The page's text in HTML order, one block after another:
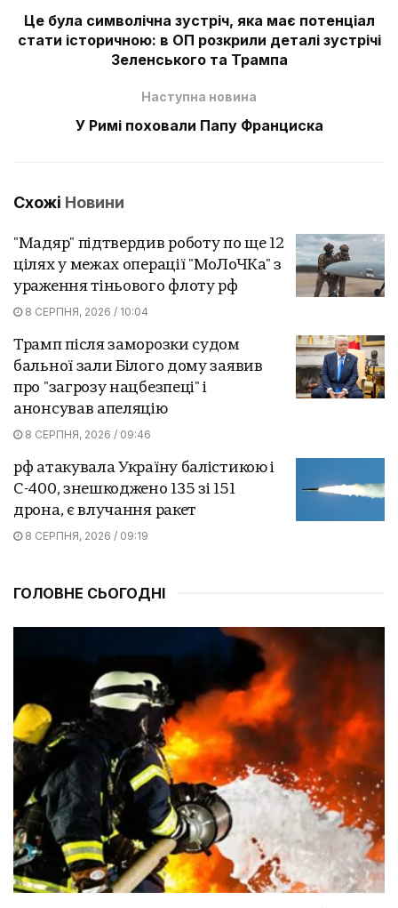
Це була символічна зустріч, яка має потенціал
стати історичною: в ОП розкрили деталі зустрічі
Зеленського та Трампа
Наступна новина
У Римі поховали Папу Франциска
Схожі Новини
"Мадяр" підтвердив роботу по ще 12
цілях у межах операції "МоЛоЧКа" з
ураження тіньового флоту рф
8 СЕРПНЯ, 2026 / 10:04
Трамп після заморозки судом
бальної зали Білого дому заявив
про "загрозу нацбезпеці" і
анонсував апеляцію
8 СЕРПНЯ, 2026 / 09:46
рф атакувала Україну балістикою і
С-400, знешкоджено 135 зі 151
дрона, є влучання ракет
8 СЕРПНЯ, 2026 / 09:19
ГОЛОВНЕ СЬОГОДНІ